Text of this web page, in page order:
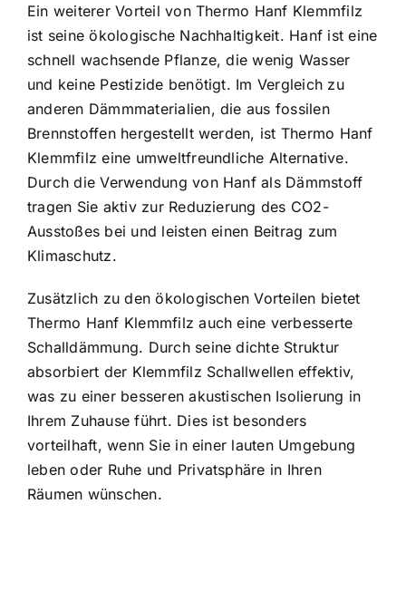
Ein weiterer Vorteil von Thermo Hanf Klemmfilz
ist seine ökologische Nachhaltigkeit. Hanf ist eine
schnell wachsende Pflanze, die wenig Wasser
und keine Pestizide benötigt. Im Vergleich zu
anderen Dämmmaterialien, die aus fossilen
Brennstoffen hergestellt werden, ist Thermo Hanf
Klemmfilz eine umweltfreundliche Alternative.
Durch die Verwendung von Hanf als Dämmstoff
tragen Sie aktiv zur Reduzierung des CO2-
Ausstoßes bei und leisten einen Beitrag zum
Klimaschutz.
Zusätzlich zu den ökologischen Vorteilen bietet
Thermo Hanf Klemmfilz auch eine verbesserte
Schalldämmung. Durch seine dichte Struktur
absorbiert der Klemmfilz Schallwellen effektiv,
was zu einer besseren akustischen Isolierung in
Ihrem Zuhause führt. Dies ist besonders
vorteilhaft, wenn Sie in einer lauten Umgebung
leben oder Ruhe und Privatsphäre in Ihren
Räumen wünschen.